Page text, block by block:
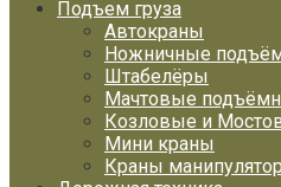
Подъем груза
Автокраны
Ножничные
Штабелёры
Мачтовые
Козловые и
Мини краны
Краны